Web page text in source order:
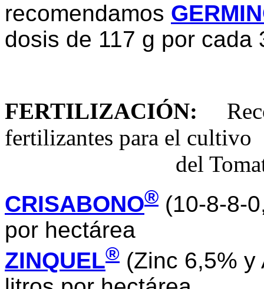
recomendamos
dosis de 117 g por cada
FERTILIZACIÓN:
fertilizantes para el cultivo
del
CRISABONO® (10-8-8-
por hectárea
ZINQUEL® (Zinc 6,5% y